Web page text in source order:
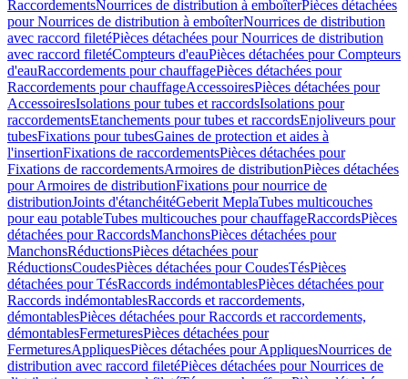
RaccordementsNourrices de distribution à emboîterPièces détachées
pour Nourrices de distribution à emboîterNourrices de distribution
avec raccord filetéPièces détachées pour Nourrices de distribution
avec raccord filetéCompteurs d'eauPièces détachées pour Compteurs
d'eauRaccordements pour chauffagePièces détachées pour
Raccordements pour chauffageAccessoiresPièces détachées pour
AccessoiresIsolations pour tubes et raccordsIsolations pour
raccordementsEtanchements pour tubes et raccordsEnjoliveurs pour
tubesFixations pour tubesGaines de protection et aides à
l'insertionFixations de raccordementsPièces détachées pour
Fixations de raccordementsArmoires de distributionPièces détachées
pour Armoires de distributionFixations pour nourrice de
distributionJoints d'étanchéitéGeberit MeplaTubes multicouches
pour eau potableTubes multicouches pour chauffageRaccordsPièces
détachées pour RaccordsManchonsPièces détachées pour
ManchonsRéductionsPièces détachées pour
RéductionsCoudesPièces détachées pour CoudesTésPièces
détachées pour TésRaccords indémontablesPièces détachées pour
Raccords indémontablesRaccords et raccordements,
démontablesPièces détachées pour Raccords et raccordements,
démontablesFermeturesPièces détachées pour
FermeturesAppliquesPièces détachées pour AppliquesNourrices de
distribution avec raccord filetéPièces détachées pour Nourrices de